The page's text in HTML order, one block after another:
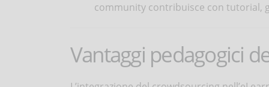
community contribuisce con tutorial,
Vantaggi pedagogici